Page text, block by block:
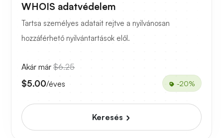
WHOIS adatvédelem
Tartsa személyes adatait rejtve a nyilvánosan
hozzáférhető nyilvántartások elől.
Akár már $6.25
$5.00/éves -20%
Keresés